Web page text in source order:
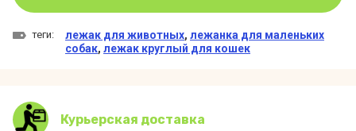
теги: лежак для животных, лежанка для маленьких
собак, лежак круглый для кошек
Курьерская доставка